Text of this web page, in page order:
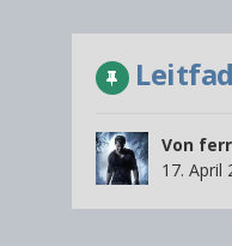
Von
17. April